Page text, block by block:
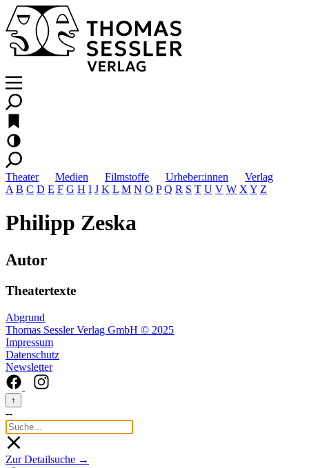
Theater Medien Filmstoffe Urheber:innen
Verlag
A B C D E F G H I J K L M N O P Q R S T U V W X Y Z
Philipp Zeska
Autor
Theatertexte
Abgrund
Thomas Sessler Verlag GmbH © 2025
Impressum
Datenschutz
Newsletter
↑
--
Zur Detailsuche →